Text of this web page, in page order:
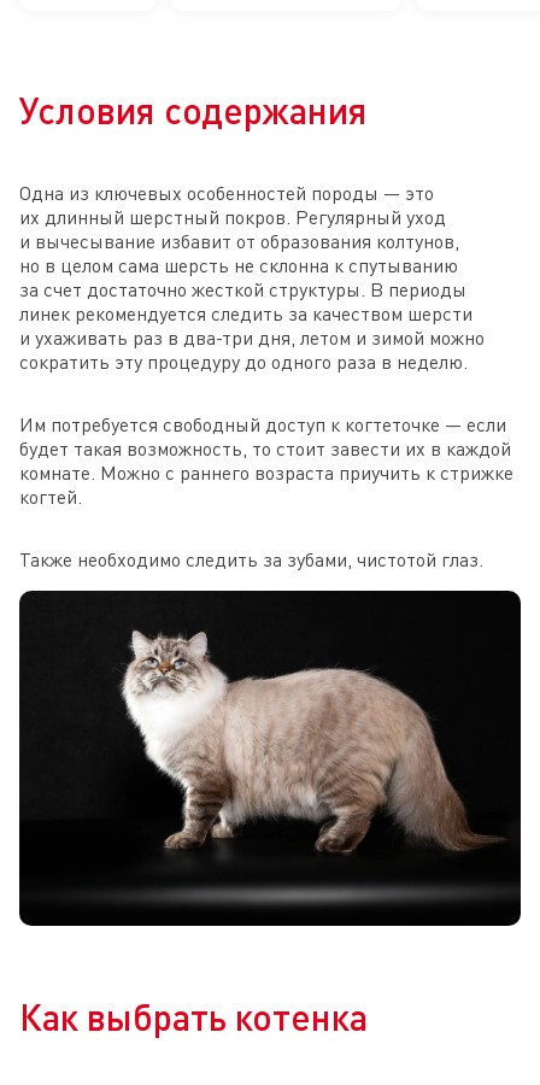
Условия содержания
Одна из ключевых особенностей породы — это
их длинный шерстный покров. Регулярный уход
и вычесывание избавит от образования колтунов,
но в целом сама шерсть не склонна к спутыванию
за счет достаточно жесткой структуры. В периоды
линек рекомендуется следить за качеством шерсти
и ухаживать раз в два-три дня, летом и зимой можно
сократить эту процедуру до одного раза в неделю.
Им потребуется свободный доступ к когтеточке — если
будет такая возможность, то стоит завести их в каждой
комнате. Можно с раннего возраста приучить к стрижке
когтей.
Также необходимо следить за зубами, чистотой глаз.
Как выбрать котенка